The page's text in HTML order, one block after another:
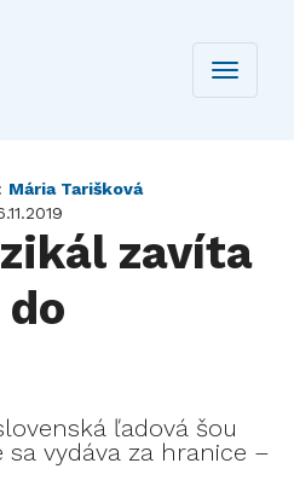
Toggle
Mária Tarišková
zavíta
ľadová šou
vydáva za hranice –